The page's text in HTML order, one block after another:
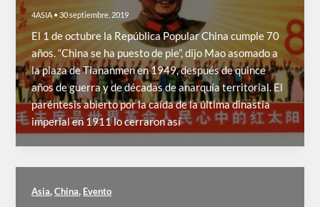
4ASIA •30 septiembre, 2019
El 1 de octubre la República Popular China cumple 70
años. “China se ha puesto de pie”, dijo Mao asomado a
la plaza de Tiananmen en 1949, después de quince
años de guerra y de décadas de anarquía territorial. El
paréntesis abierto por la caída de la última dinastía
imperial en 1911 lo cerraron así
Asia,China, Evento